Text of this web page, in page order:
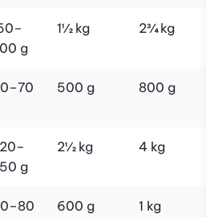
g
1½ kg 2¾ kg
500 g 800 g
g
2½ kg 4 kg
600 g 1 kg